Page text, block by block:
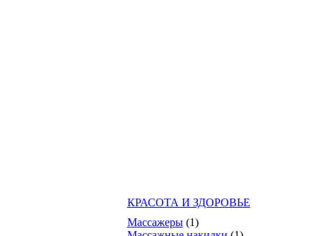
КРАСОТА И ЗДОРОВЬЕ
Массажеры (1)